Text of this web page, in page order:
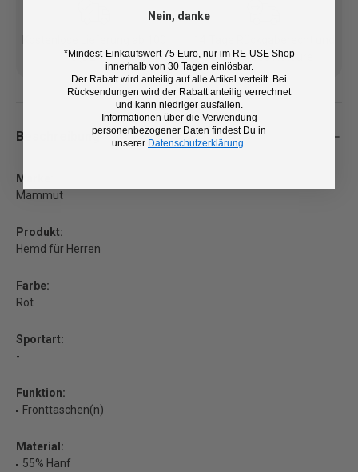
€ (DE/AT)
kostenlose Retoure
Beschreibung
Marke:
Mammut
Produkt:
Hemd für Herren
Farbe:
Rot
Sportart:
-
Funktion:
Fronttaschen(n)
Material:
55% Hanf
Nein, danke
*Mindest-Einkaufswert 75 Euro, nur im RE-USE Shop
innerhalb von 30 Tagen einlösbar.
Der Rabatt wird anteilig auf alle Artikel verteilt. Bei
Rücksendungen wird der Rabatt anteilig verrechnet
und kann niedriger ausfallen.
Informationen über die Verwendung
personenbezogener Daten findest Du in
unserer Datenschutzerklärung.